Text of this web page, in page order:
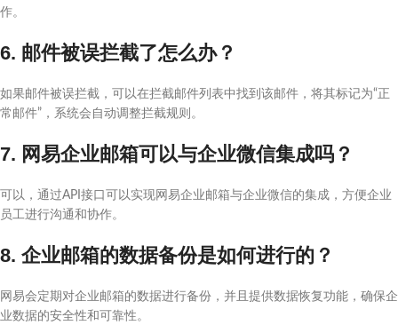
作。
6. 邮件被误拦截了怎么办？
如果邮件被误拦截，可以在拦截邮件列表中找到该邮件，将其标记为“正
常邮件”，系统会自动调整拦截规则。
7. 网易企业邮箱可以与企业微信集成吗？
可以，通过API接口可以实现网易企业邮箱与企业微信的集成，方便企业
员工进行沟通和协作。
8. 企业邮箱的数据备份是如何进行的？
网易会定期对企业邮箱的数据进行备份，并且提供数据恢复功能，确保企
业数据的安全性和可靠性。